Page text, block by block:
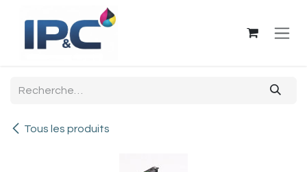
Se rendre au contenu
Tous les produits